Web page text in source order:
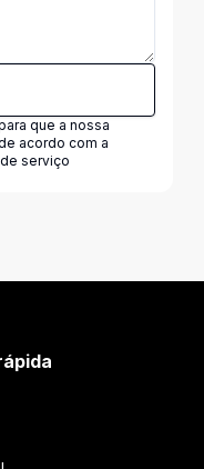
que a nossa
acordo com a
serviço